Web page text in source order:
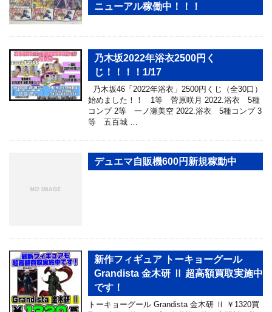
ニューアル稼働中！！！
乃木坂2022年浴衣2500円く
じ！！！！1/17
乃木坂46「2022年浴衣」2500円くじ（全30口）
始めました！！ 1等 菅原咲月 2022.浴衣 5種
コンプ 2等 一ノ瀬美空 2022.浴衣 5種コンプ 3
等 五百城 …
デュエマ自販機600円新規稼動中
新作フィギュア トーキョーグール
Grandista 金木研 Ⅱ 超高額買取実施中
です！
トーキョーグール Grandista 金木研 Ⅱ ￥1320買